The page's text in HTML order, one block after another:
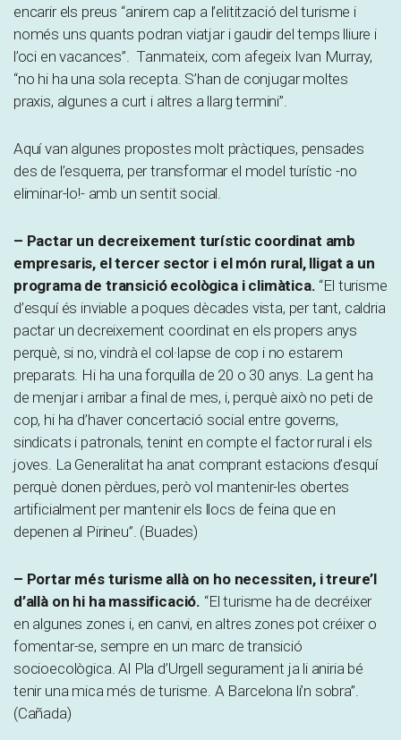
encarir els preus “anirem cap a l’elitització del turisme i
només uns quants podran viatjar i gaudir del temps lliure i
l’oci en vacances”. Tanmateix, com afegeix Ivan Murray,
“no hi ha una sola recepta. S’han de conjugar moltes
praxis, algunes a curt i altres a llarg termini”.
Aquí van algunes propostes molt pràctiques, pensades
des de l’esquerra, per transformar el model turístic -no
eliminar-lo!- amb un sentit social.
– Pactar un decreixement turístic coordinat amb
empresaris, el tercer sector i el món rural, lligat a un
programa de transició ecològica i climàtica. “El turisme
d’esquí és inviable a poques dècades vista, per tant, caldria
pactar un decreixement coordinat en els propers anys
perquè, si no, vindrà el col·lapse de cop i no estarem
preparats. Hi ha una forquilla de 20 o 30 anys. La gent ha
de menjar i arribar a final de mes, i, perquè això no peti de
cop, hi ha d’haver concertació social entre governs,
sindicats i patronals, tenint en compte el factor rural i els
joves. La Generalitat ha anat comprant estacions d’esquí
perquè donen pèrdues, però vol mantenir-les obertes
artificialment per mantenir els llocs de feina que en
depenen al Pirineu”. (Buades)
– Portar més turisme allà on ho necessiten, i treure’l
d’allà on hi ha massificació. “El turisme ha de decréixer
en algunes zones i, en canvi, en altres zones pot créixer o
fomentar-se, sempre en un marc de transició
socioecològica. Al Pla d’Urgell segurament ja li aniria bé
tenir una mica més de turisme. A Barcelona li’n sobra”.
(Cañada)